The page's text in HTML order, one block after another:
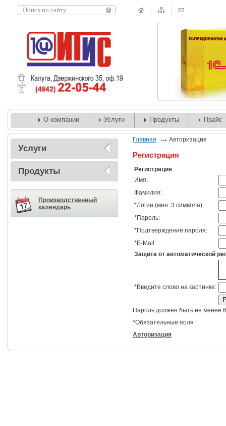
О компании Услуги Продукты Прайс
Услуги
Продукты
Производственный
календарь
Главная Авторизация
Регистрация
Регистрация
Имя:
Фамилия:
*Логин (мин. 3 символа):
*Пароль:
*Подтверждение пароля:
*E-Mail:
Защита от автоматической
*Введите слово на картинке:
Пароль должен быть не менее
*Обязательные поля
Авторизация